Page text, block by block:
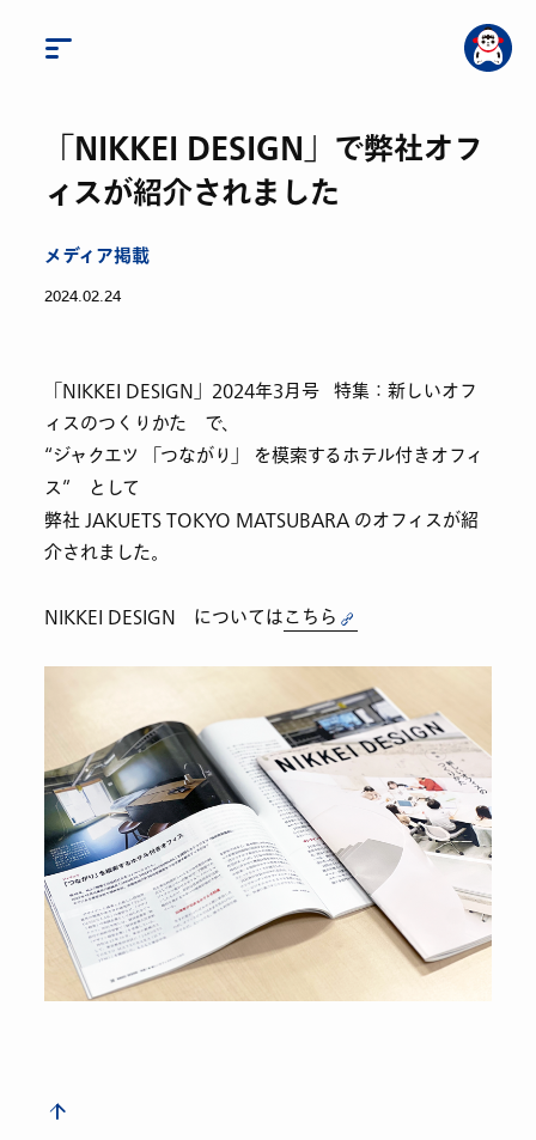
「NIKKEI DESIGN」で弊社オフ
ィスが紹介されました
メディア掲載
2024.02.24
「NIKKEI DESIGN」2024年3月号 特集：新しいオフ
ィスのつくりかた で、
“ジャクエツ 「つながり」 を模索するホテル付きオフィ
ス” として
弊社 JAKUETS TOKYO MATSUBARA のオフィスが紹
介されました。
NIKKEI DESIGN についてはこちら